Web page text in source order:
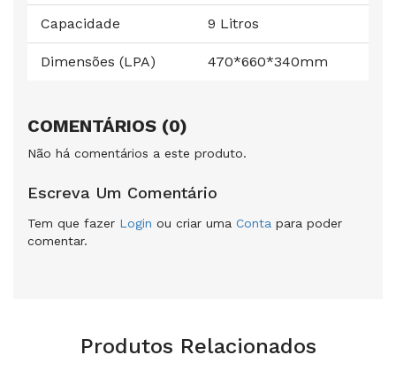
Capacidade 9 Litros
Dimensões (LPA) 470*660*340mm
COMENTÁRIOS (0)
Não há comentários a este produto.
Escreva Um Comentário
Tem que fazer Login ou criar uma Conta para poder
comentar.
Produtos Relacionados